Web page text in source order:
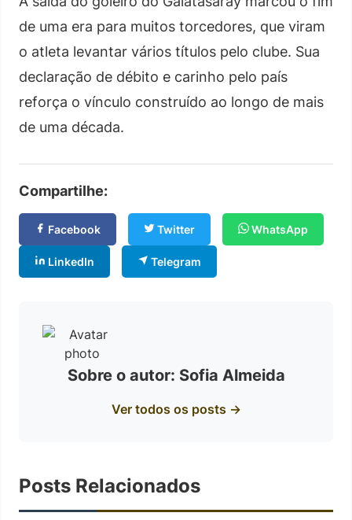
de uma era para muitos torcedores, que viram
o atleta levantar vários títulos pelo clube. Sua
declaração de débito e carinho pelo país
reforça o vínculo construído ao longo de mais
de uma década.
Compartilhe:
Facebook Twitter WhatsApp
LinkedIn Telegram
Sobre o autor: Sofia Almeida
Ver todos os posts →
Posts Relacionados